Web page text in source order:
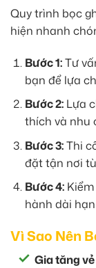
Quy trình bọc
hiện nhanh
Bước 1:Tư
bạn để lựa
Bước 2:Lựa
thích và nhu
Bước 3:Thi
đặt tận nơi
Bước 4:Kiểm
hành dài
Vì Sao Nên
Gia tăng